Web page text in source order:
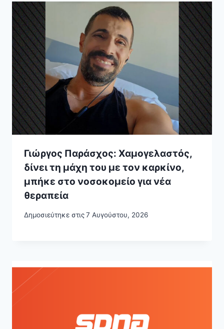
Γιώργος Παράσχος: Χαμογελαστός,
δίνει τη μάχη του με τον καρκίνο,
μπήκε στο νοσοκομείο για νέα
θεραπεία
Δημοσιεύτηκε στις7 Αυγούστου, 2026